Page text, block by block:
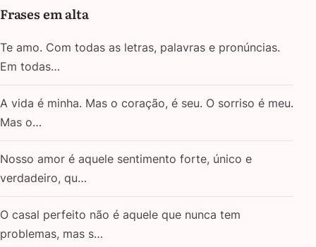
Frases em alta
Te amo. Com todas as letras, palavras e pronúncias.
Em todas…
A vida é minha. Mas o coração, é seu. O sorriso é meu.
Mas o…
Nosso amor é aquele sentimento forte, único e
verdadeiro, qu…
O casal perfeito não é aquele que nunca tem
problemas, mas s…